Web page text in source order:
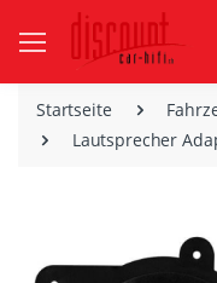
Startseite
Lautsprecher